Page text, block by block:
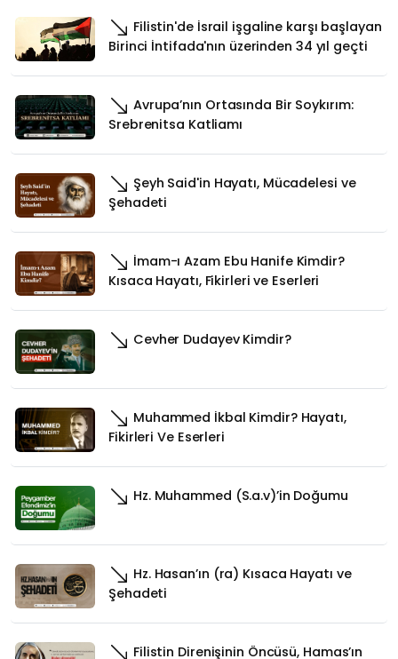
Filistin'de İsrail işgaline karşı başlayan
Birinci İntifada'nın üzerinden 34 yıl geçti
Avrupa’nın Ortasında Bir Soykırım:
Srebrenitsa Katliamı
Şeyh Said'in Hayatı, Mücadelesi ve
Şehadeti
İmam-ı Azam Ebu Hanife Kimdir?
Kısaca Hayatı, Fikirleri ve Eserleri
Cevher Dudayev Kimdir?
Muhammed İkbal Kimdir? Hayatı,
Fikirleri Ve Eserleri
Hz. Muhammed (S.a.v)’in Doğumu
Hz. Hasan’ın (ra) Kısaca Hayatı ve
Şehadeti
Filistin Direnişinin Öncüsü, Hamas’ın